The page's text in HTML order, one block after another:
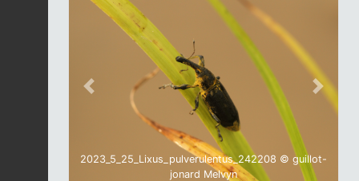
2023_5_25_Lixus_pulverulentus_242208 © guillot-
jonard Melvyn
Previous Next